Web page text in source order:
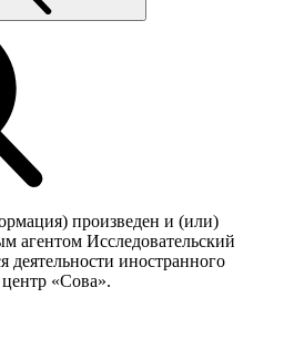
произведен и (или)
агентом Исследовательский
деятельности иностранного
«Сова».